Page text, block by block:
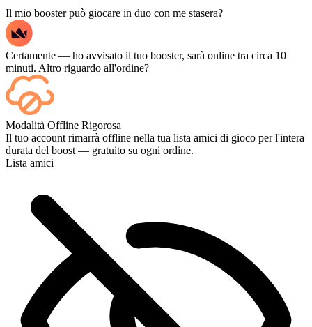
Il mio booster può giocare in duo con me stasera?
Certamente — ho avvisato il tuo booster, sarà online tra circa 10
minuti. Altro riguardo all'ordine?
Sì, ogni partita appare sulla tua dashboard non appena termina e, se
vuoi guardare le partite stesse, aggiungi lo Streaming al momento
del pagamento.
Modalità Offline Rigorosa
Il tuo account rimarrà offline nella tua lista amici di gioco per l'intera
durata del boost — gratuito su ogni ordine.
Lista amici